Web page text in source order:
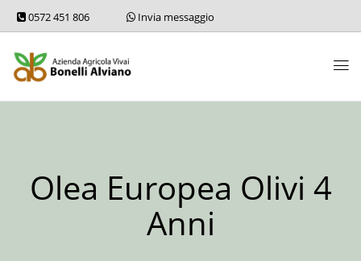
0572 451 806 Invia messaggio
Olea Europea Olivi 4
Anni